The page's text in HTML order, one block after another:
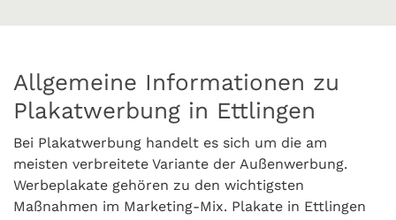
Allgemeine Informationen zu
Plakatwerbung in Ettlingen
Bei Plakatwerbung handelt es sich um die am
meisten verbreitete Variante der Außenwerbung.
Werbeplakate gehören zu den wichtigsten
Maßnahmen im Marketing-Mix. Plakate in Ettlingen